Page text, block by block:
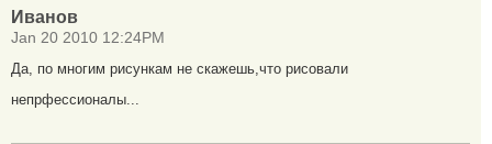
Иванов
Jan 20 2010 12:24PM
Да, по многим рисункам не скажешь,что рисовали
непрфессионалы...